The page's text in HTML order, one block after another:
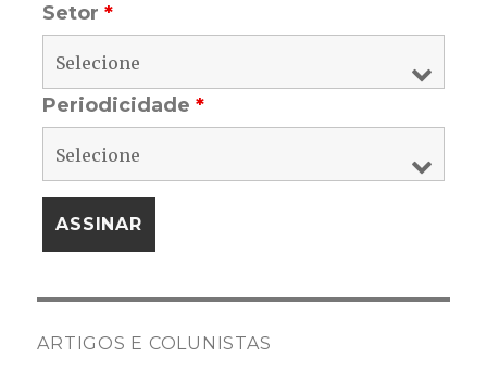
Setor*
Periodicidade*
ARTIGOS E COLUNISTAS